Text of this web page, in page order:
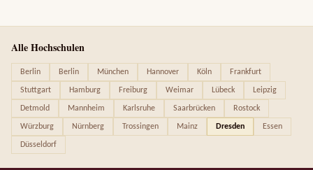
Alle Hochschulen
Berlin Berlin München Hannover Köln Frankfurt
Stuttgart Hamburg Freiburg Weimar Lübeck Leipzig
Detmold Mannheim Karlsruhe Saarbrücken Rostock
Würzburg Nürnberg Trossingen Mainz Dresden Essen
Düsseldorf